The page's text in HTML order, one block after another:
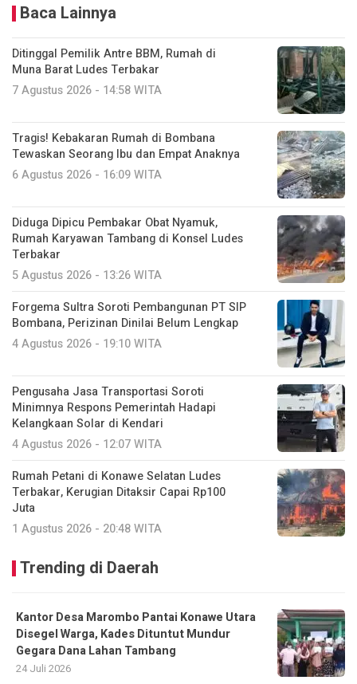
Baca Lainnya
Ditinggal Pemilik Antre BBM, Rumah di
Muna Barat Ludes Terbakar
7 Agustus 2026 - 14:58 WITA
Tragis! Kebakaran Rumah di Bombana
Tewaskan Seorang Ibu dan Empat Anaknya
6 Agustus 2026 - 16:09 WITA
Diduga Dipicu Pembakar Obat Nyamuk,
Rumah Karyawan Tambang di Konsel Ludes
Terbakar
5 Agustus 2026 - 13:26 WITA
Forgema Sultra Soroti Pembangunan PT SIP
Bombana, Perizinan Dinilai Belum Lengkap
4 Agustus 2026 - 19:10 WITA
Pengusaha Jasa Transportasi Soroti
Minimnya Respons Pemerintah Hadapi
Kelangkaan Solar di Kendari
4 Agustus 2026 - 12:07 WITA
Rumah Petani di Konawe Selatan Ludes
Terbakar, Kerugian Ditaksir Capai Rp100
Juta
1 Agustus 2026 - 20:48 WITA
Trending di Daerah
Kantor Desa Marombo Pantai Konawe Utara
Disegel Warga, Kades Dituntut Mundur
Gegara Dana Lahan Tambang
24 Juli 2026